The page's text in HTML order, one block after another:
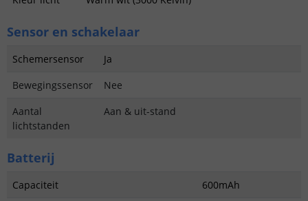
Sensor en schakelaar
Schemersensor
Ja
Bewegingssensor
Nee
Aantal
lichtstanden
Aan & uit-stand
Batterij
Capaciteit
600mAh